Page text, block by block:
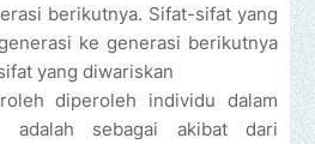
berikutnya. Sifat-sifat yang
ke generasi berikutnya
yang diwariskan
diperoleh individu dalam
adalah sebagai akibat dari